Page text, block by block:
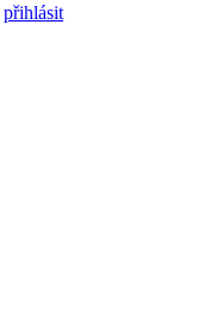
přihlásit